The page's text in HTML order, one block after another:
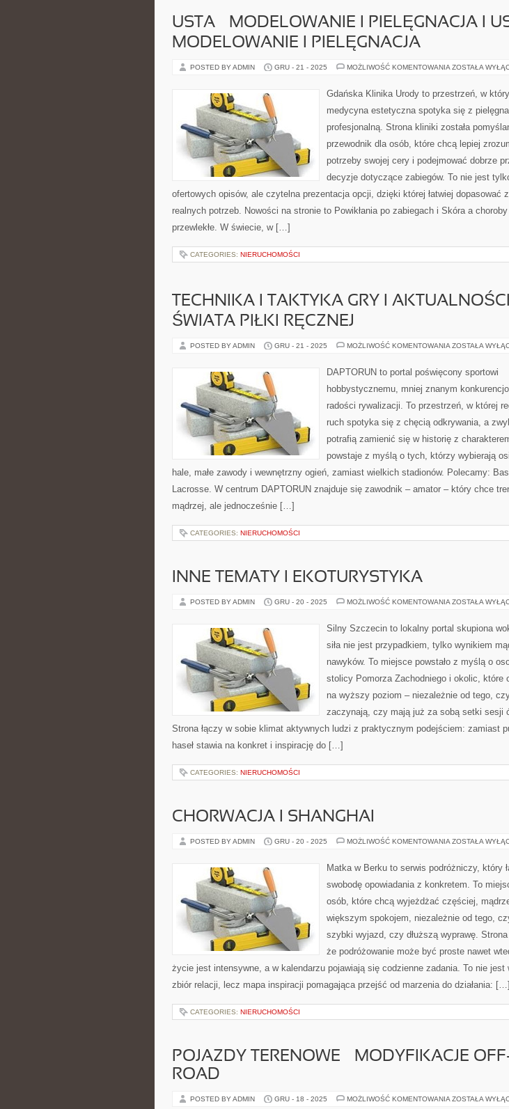
USTA – MODELOWANIE I PIELĘGNACJA I
MODELOWANIE I PIELĘGNACJA
POSTED BY ADMIN GRU - 21 - 2025 MOŻLIWOŚĆ KOMENTOWANIA USTA
PIELĘGNACJA
USTA
MODELOWANIE
PIELĘGNACJA
ZOSTAŁA
Gdańska Klinika Urody to przestrzeń, w
medycyna estetyczna spotyka się z
profesjonalną. Strona kliniki została
przewodnik dla osób, które chcą lepiej
potrzeby swojej cery i podejmować dobrze
decyzje dotyczące zabiegów. To nie jest
ofertowych opisów, ale czytelna prezentacja opcji, dzięki której łatwiej dopasować
realnych potrzeb. Nowości na stronie to Powikłania po zabiegach i Skóra a choroby
przewlekłe. W świecie, w […]
CATEGORIES: NIERUCHOMOŚCI
TECHNIKA I TAKTYKA GRY I
ŚWIATA PIŁKI RĘCZNEJ
POSTED BY ADMIN GRU - 21 - 2025 MOŻLIWOŚĆ KOMENTOWANIA TECHNIKA
I
ZE
PIŁKI
ZOSTAŁA
DAPTORUN to portal poświęcony sportowi
hobbystycznemu, mniej znanym
radości rywalizacji. To przestrzeń, w której
ruch spotyka się z chęcią odkrywania, a
potrafią zamienić się w historię z
powstaje z myślą o tych, którzy wybierają
hale, małe zawody i wewnętrzny ogień, zamiast wielkich stadionów. Polecamy:
Lacrosse. W centrum DAPTORUN znajduje się zawodnik – amator – który chce
mądrzej, ale jednocześnie […]
CATEGORIES: NIERUCHOMOŚCI
INNE TEMATY I EKOTURYSTYKA
POSTED BY ADMIN GRU - 20 - 2025 MOŻLIWOŚĆ KOMENTOWANIA INNE
EKOTURYSTYKA
ZOSTAŁA
Silny Szczecin to lokalny portal skupiona
siła nie jest przypadkiem, tylko wynikiem
nawyków. To miejsce powstało z myślą o
stolicy Pomorza Zachodniego i okolic, które
na wyższy poziom – niezależnie od tego,
zaczynają, czy mają już za sobą setki sesji
Strona łączy w sobie klimat aktywnych ludzi z praktycznym podejściem: zamiast
haseł stawia na konkret i inspirację do […]
CATEGORIES: NIERUCHOMOŚCI
CHORWACJA I SHANGHAI
POSTED BY ADMIN GRU - 20 - 2025 MOŻLIWOŚĆ KOMENTOWANIA CHORWACJA
ZOSTAŁA
Matka w Berku to serwis podróżniczy, który
swobodę opowiadania z konkretem. To
osób, które chcą wyjeżdżać częściej,
większym spokojem, niezależnie od tego,
szybki wyjazd, czy dłuższą wyprawę.
że podróżowanie może być proste nawet
życie jest intensywne, a w kalendarzu pojawiają się codzienne zadania. To nie jest
zbiór relacji, lecz mapa inspiracji pomagająca przejść od marzenia do działania: […]
CATEGORIES: NIERUCHOMOŚCI
POJAZDY TERENOWE – MODYFIKACJE
ROAD
POSTED BY ADMIN GRU - 18 - 2025 MOŻLIWOŚĆ KOMENTOWANIA POJAZDY
ZOSTAŁA